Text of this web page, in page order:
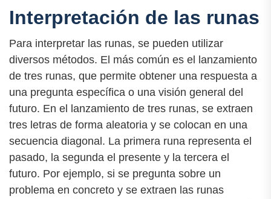
Interpretación de las runas
Para interpretar las runas, se pueden utilizar
diversos métodos. El más común es el lanzamiento
de tres runas, que permite obtener una respuesta a
una pregunta específica o una visión general del
futuro. En el lanzamiento de tres runas, se extraen
tres letras de forma aleatoria y se colocan en una
secuencia diagonal. La primera runa representa el
pasado, la segunda el presente y la tercera el
futuro. Por ejemplo, si se pregunta sobre un
problema en concreto y se extraen las runas